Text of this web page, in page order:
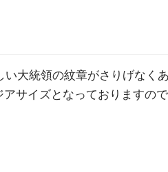
大統領の紋章がさりげなく
サイズとなっておりますの